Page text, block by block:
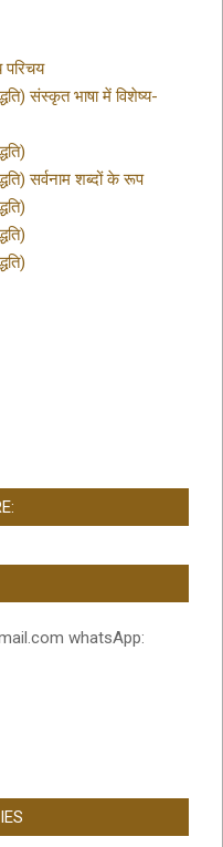
परिचय
संस्कृत भाषा में विशेष्य-
सर्वनाम शब्दों के रूप
whatsApp: